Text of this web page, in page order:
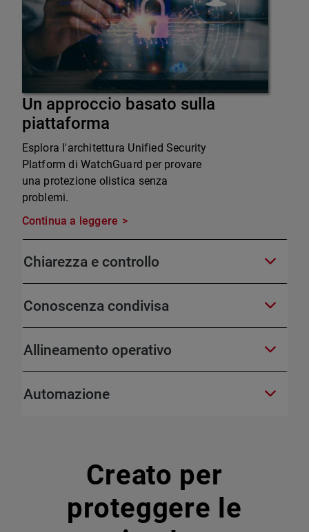
Un approccio basato sulla
piattaforma
Esplora l'architettura Unified Security
Platform di WatchGuard per provare
una protezione olistica senza
problemi.
Continua a leggere
Chiarezza e controllo
Conoscenza condivisa
Allineamento operativo
Automazione
Creato per
proteggere le